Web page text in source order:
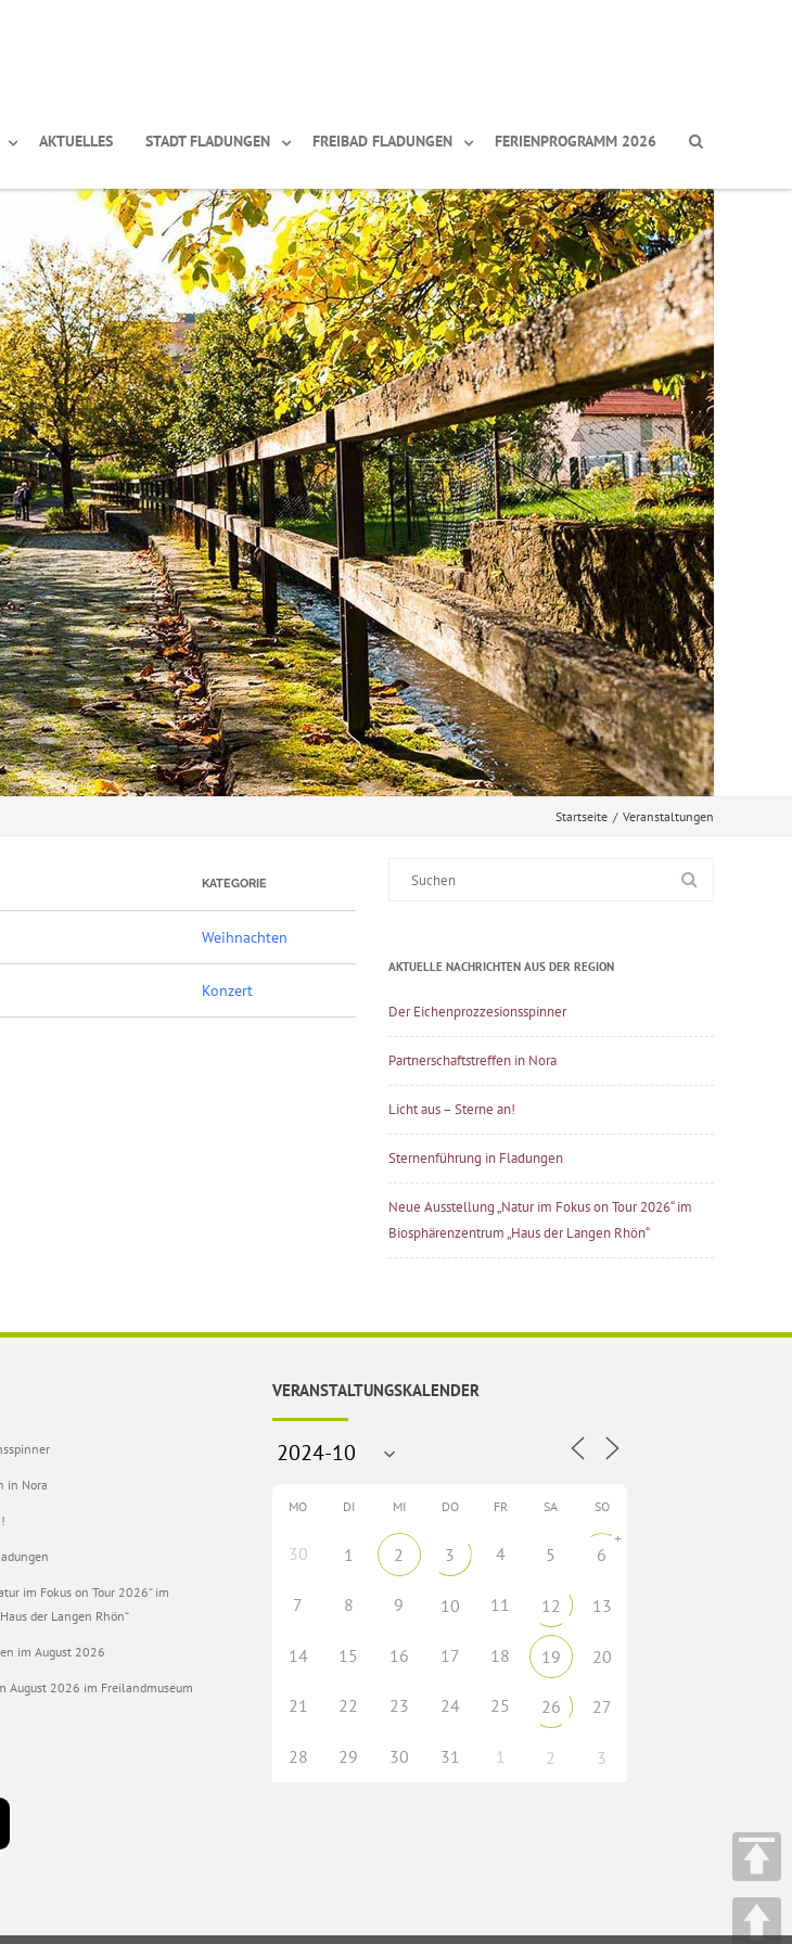
AKTUELLES STADT FLADUNGEN FREIBAD FLADUNGEN FERIENPROGRAMM 2026
Startseite / Veranstaltungen
KATEGORIE
Weihnachten
Konzert
AKTUELLE NACHRICHTEN AUS DER REGION
Der Eichenprozzesionsspinner
Partnerschaftstreffen in Nora
Licht aus – Sterne an!
Sternenführung in Fladungen
Neue Ausstellung „Natur im Fokus on Tour 2026“ im
Biosphärenzentrum „Haus der Langen Rhön“
in Nora
im Fokus on Tour 2026“ im
der Langen Rhön“
im August 2026
August 2026 im Freilandmuseum
VERANSTALTUNGSKALENDER
MO DI MI DO FR SA SO
30 1 2 3 4 5 6
+
7 8 9 10 11 12 13
14 15 16 17 18 19 20
21 22 23 24 25 26 27
28 29 30 31 1 2 3